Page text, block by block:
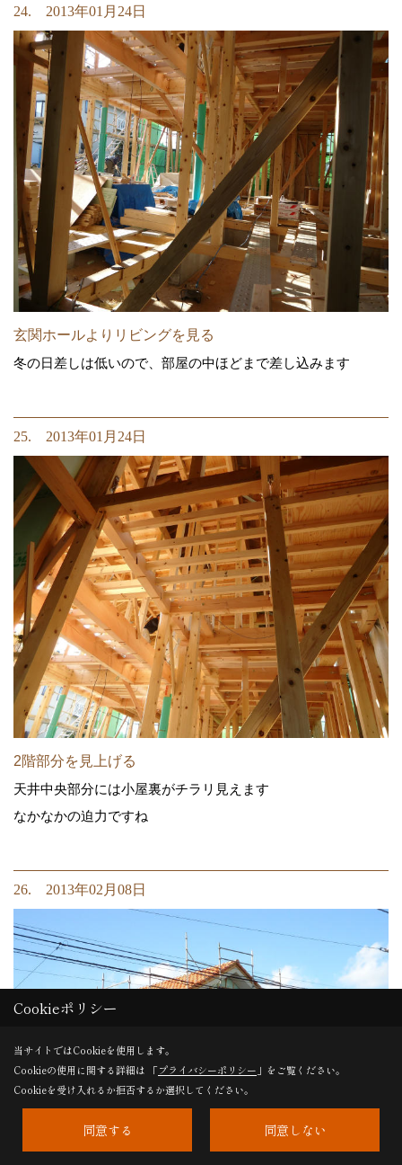
24. 2013年01月24日
玄関ホールよりリビングを見る
冬の日差しは低いので、部屋の中ほどまで差し込みます
25. 2013年01月24日
2階部分を見上げる
天井中央部分には小屋裏がチラリ見えます
なかなかの迫力ですね
26. 2013年02月08日
Cookieポリシー
当サイトではCookieを使用します。
Cookieの使用に関する詳細は 「プライバシーポリシー 」をご覧ください。
Cookieを受け入れるか拒否するか選択してください。
同意する 同意しない